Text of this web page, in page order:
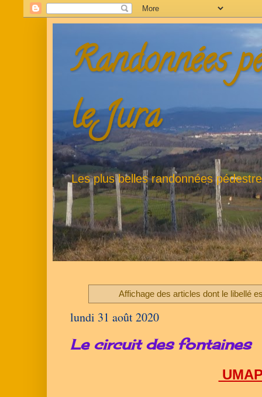
Randonnées
le Jura
Les plus belles randonnées
Affichage des articles dont le libellé
lundi 31 août 2020
Le circuit des fontaines